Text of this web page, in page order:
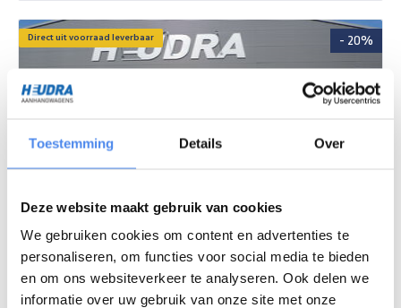
Toestemming Details Over
Deze website maakt gebruik van cookies
We gebruiken cookies om content en advertenties te
personaliseren, om functies voor social media te bieden
en om ons websiteverkeer te analyseren. Ook delen we
informatie over uw gebruik van onze site met onze
Direct uit voorraad leverbaar - 20%
Anssems bagagewagen GT750 251x126x48cm
Vanaf € 1.880,00 excl. BTW